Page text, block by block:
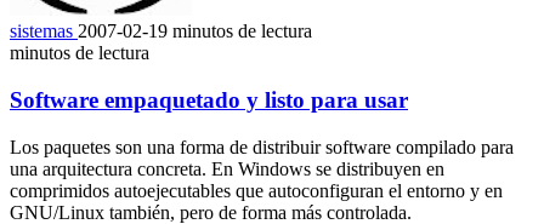
sistemas 2007-02-19 minutos de lectura
minutos de lectura
Software empaquetado y listo para usar
Los paquetes son una forma de distribuir software compilado para
una arquitectura concreta. En Windows se distribuyen en
comprimidos autoejecutables que autoconfiguran el entorno y en
GNU/Linux también, pero de forma más controlada.